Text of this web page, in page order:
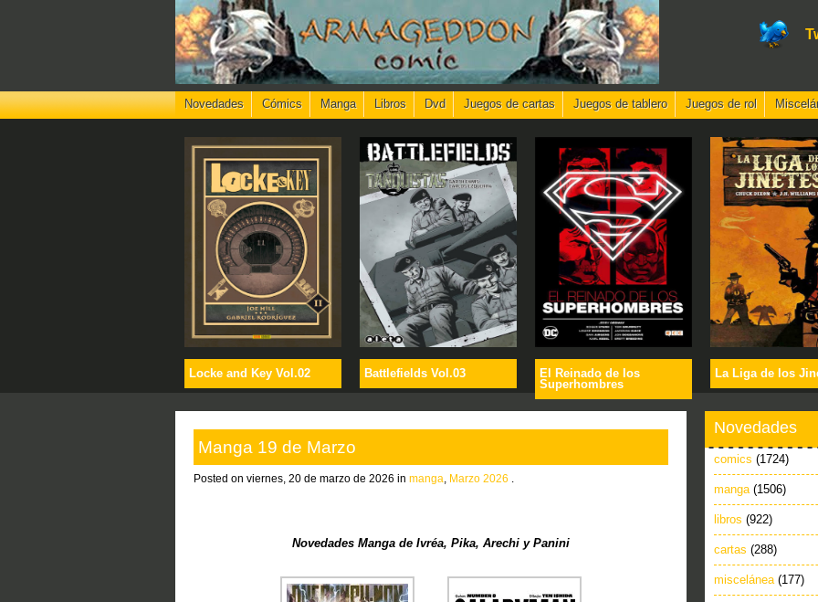
Novedades Cómics Manga Libros Dvd Juegos de cartas Juegos de tablero Juegos de rol
Locke and Key Vol.02 Battlefields Vol.03
El Reinado de los
Superhombres
La Liga de los
Manga 19 de Marzo
Posted on viernes, 20 de marzo de 2026 in manga Marzo 2026
Novedades Manga de Ivréa, Pika, Arechi y Panini
Novedades
comics (1724)
manga (1506)
libros (922)
cartas (288)
miscelánea (177)